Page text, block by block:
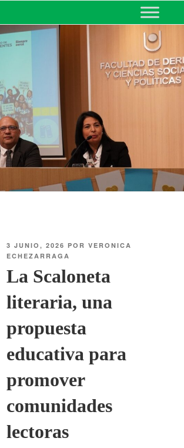
DE EDUCACIÓN
3 JUNIO, 2026 PORVERONICA
ECHEZARRAGA
La Scaloneta
literaria, una
propuesta
educativa para
promover
comunidades
lectoras